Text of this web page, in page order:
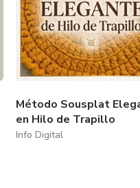
Método Sousplat
en Hilo de Trapillo
Info Digital